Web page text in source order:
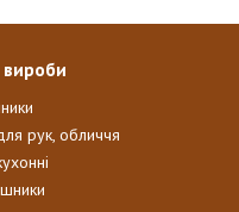
рук, обличчя